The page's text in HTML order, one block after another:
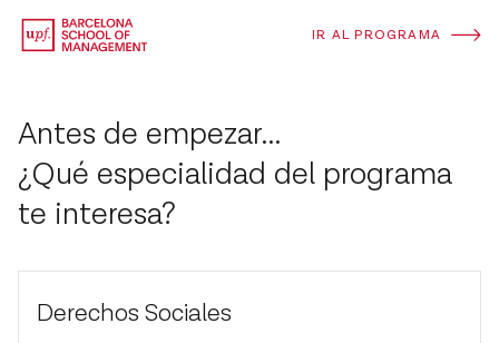
IR AL PROGRAMA
Antes de empezar...
¿Qué especialidad del programa
te interesa?
Derechos Sociales